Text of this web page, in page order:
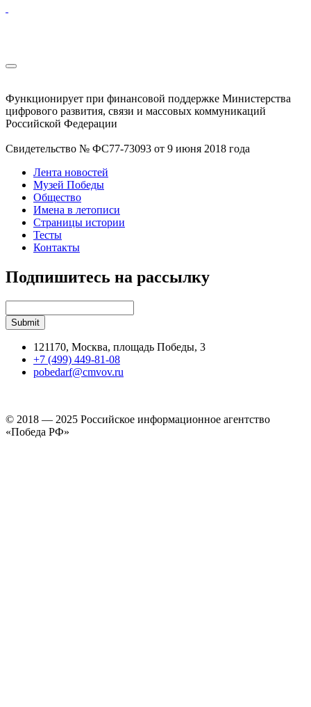
Функционирует при финансовой поддержке Министерства
цифрового развития, связи и массовых коммуникаций
Российской Федерации
Свидетельство № ФС77-73093 от 9 июня 2018 года
Лента новостей
Музей Победы
Общество
Имена в летописи
Страницы истории
Тесты
Контакты
Подпишитесь на рассылку
121170, Москва, площадь Победы, 3
+7 (499) 449-81-08
pobedarf@cmvov.ru
© 2018 — 2025 Российское информационное агентство
«Победа РФ»